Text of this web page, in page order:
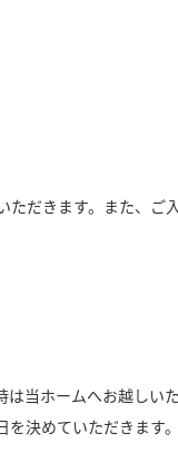
だきます。また、ご
当ホームへお越しい
決めていただきます。